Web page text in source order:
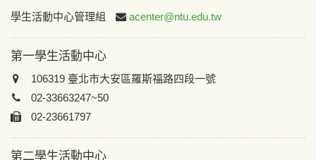
:::
學生活動中心管理組 acenter@ntu.edu.tw
第一學生活動中心
106319 臺北市大安區羅斯福路四段一號
02-33663247~50
02-23661797
第二學生活動中心